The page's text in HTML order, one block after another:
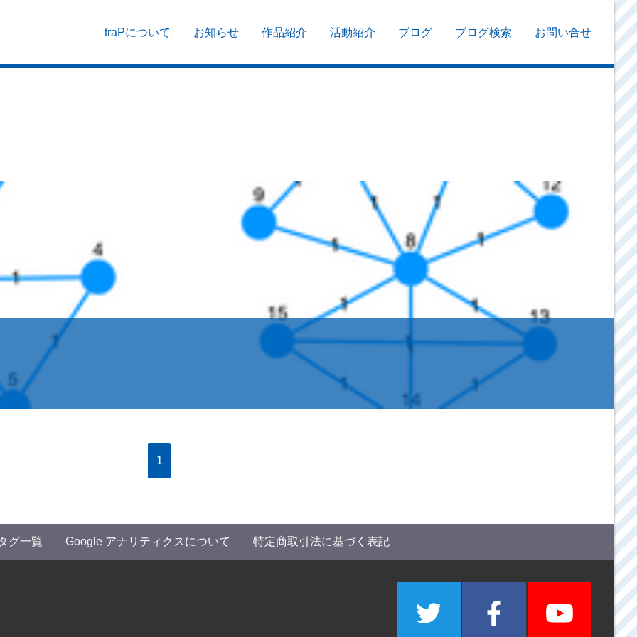
traPについて お知らせ 作品紹介 活動紹介 ブログ ブログ検索 お問い合せ
1
グ一覧 Google アナリティクスについて 特定商取引法に基づく表記